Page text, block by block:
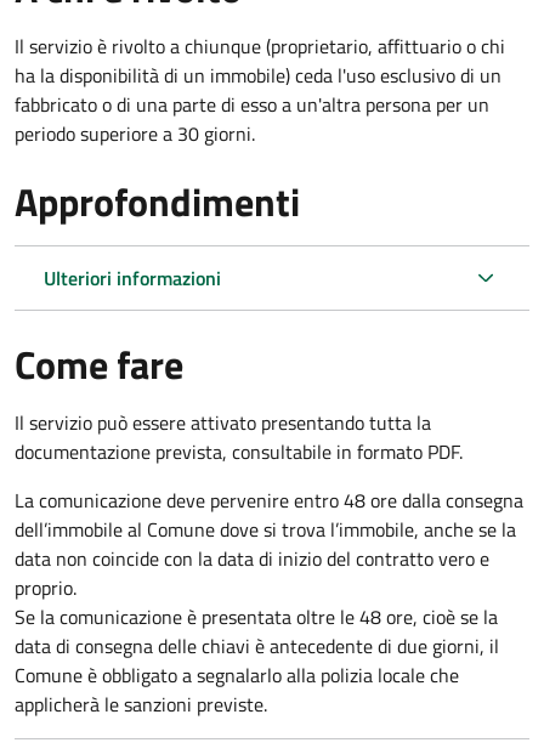
Il servizio è rivolto a chiunque (proprietario, affittuario o chi
ha la disponibilità di un immobile) ceda l'uso esclusivo di un
fabbricato o di una parte di esso a un'altra persona per un
periodo superiore a 30 giorni.
Approfondimenti
Ulteriori informazioni
Come fare
Il servizio può essere attivato presentando tutta la
documentazione prevista, consultabile in formato PDF.
La comunicazione deve pervenireentro 48 oredalla consegna
dell’immobile al Comune dove si trova l’immobile, anche se la
data non coincide con la data di inizio del contratto vero e
proprio.
Se la comunicazione è presentata oltre le 48 ore, cioè se la
data di consegna delle chiavi è antecedente di due giorni, il
Comune è obbligato a segnalarlo alla polizia locale che
applicherà le sanzioni previste.